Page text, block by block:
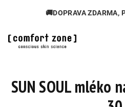
🚚DOPRAVA ZDARMA,
SUN SOUL mléko